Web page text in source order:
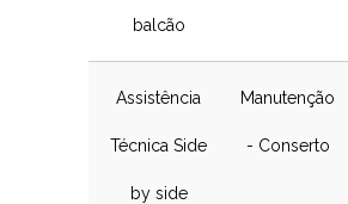
balcão
Assistência
Técnica Side
by side
Manutenção
- Conserto